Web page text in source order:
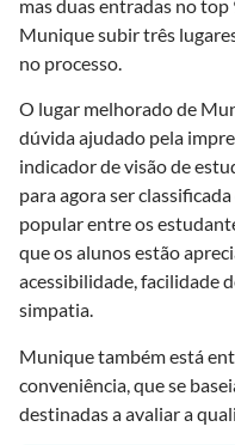
mas duas entradas no
Munique subir três
no processo.
O lugar melhorado de
dúvida ajudado pela
indicador de visão de
para agora ser
popular entre os
que os alunos estão
acessibilidade, facilidade
simpatia.
Munique também está
conveniência, que se
destinadas a avaliar a